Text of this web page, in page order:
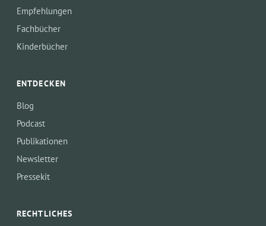
Empfehlungen
Fachbücher
Kinderbücher
ENTDECKEN
Blog
Podcast
Publikationen
Newsletter
Pressekit
RECHTLICHES